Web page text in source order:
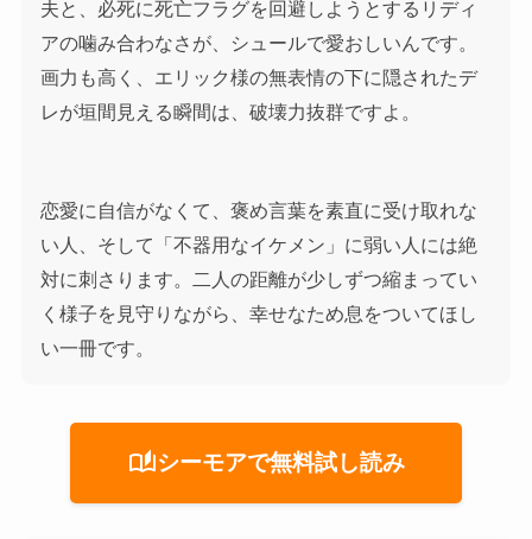
夫と、必死に死亡フラグを回避しようとするリディ
アの噛み合わなさが、シュールで愛おしいんです。
画力も高く、エリック様の無表情の下に隠されたデ
レが垣間見える瞬間は、破壊力抜群ですよ。
恋愛に自信がなくて、褒め言葉を素直に受け取れな
い人、そして「不器用なイケメン」に弱い人には絶
対に刺さります。二人の距離が少しずつ縮まってい
く様子を見守りながら、幸せなため息をついてほし
い一冊です。
auto_storiesシーモアで無料試し読み